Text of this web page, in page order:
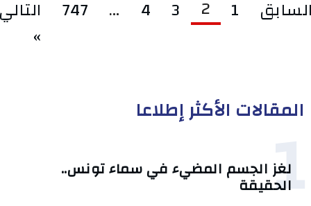
1
2
3
4
…
747
»
المقالات الأكثر إطلاعا
1
لغز الجسم المضيء في سماء تونس..
الحقيقة